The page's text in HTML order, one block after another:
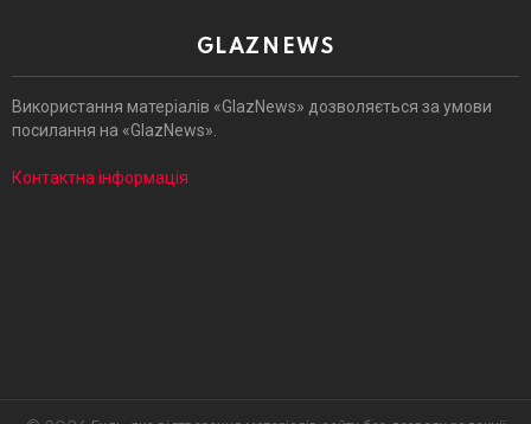
GLAZNEWS
Використання матеріалів «GlazNews» дозволяється за умови
посилання на «GlazNews».
Контактна інформація